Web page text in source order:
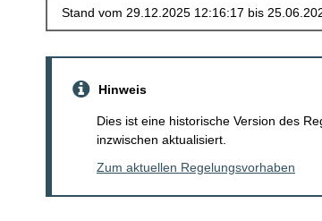
Hinweis
Dies ist eine historische Version des
inzwischen aktualisiert.
Zum aktuellen Regelungsvorhaben